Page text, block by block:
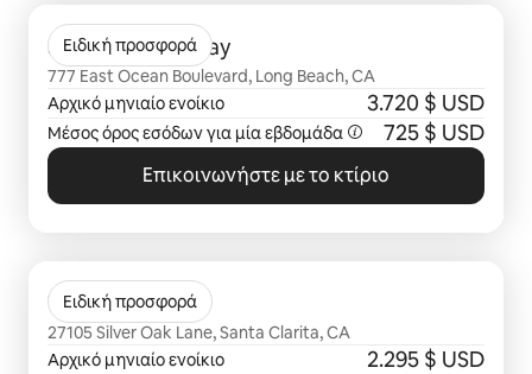
Ειδική προσφορά
Shoreline Gateway
777 East Ocean Boulevard, Long Beach, CA
Αρχικό μηνιαίο ενοίκιο
3.720 $ USD
Μέσος όρος εσόδων για μίαεβδομάδα 725 $ USD
Επικοινωνήστε με το κτίριο
Ειδική προσφορά
The Oaks
27105 Silver Oak Lane, Santa Clarita, CA
Αρχικό μηνιαίο ενοίκιο
2.295 $ USD